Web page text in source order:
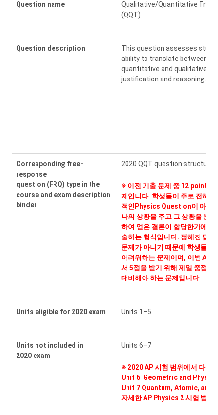
Question name
Qualitative/Quantitative
(QQT)
Question description
This question assesses
ability to translate between
quantitative and qualitative
justification and reasoning.
Corresponding free-
response
question (FRQ) type in the
course and exam description
binder
2020 QQT question structure
※ 이전 기출 문제 중 12 points
제입니다. 학생들이 주로 접해
적인Physics Question이 아니
나의 상황을 주고 그 상황을 분
하여 얻은 결론이 합당한가에 대
술하는 형식입니다. 정해진 답을
문제가 아니기 때문에 학생들이
어려워하는 문제이며, 이번 AP
서 5점을 받기 위해 제일 중점을
대비해야 하는 문제입니다.
Units eligible for 2020 exam Units 1–5
Units not included in
2020 exam
Units 6–7
※ 2020 AP 시험 범위에서 다음
Unit 6 Geometric and
Unit 7 Quantum, Atomic, and
자세한 AP Physics 2 시험 범위